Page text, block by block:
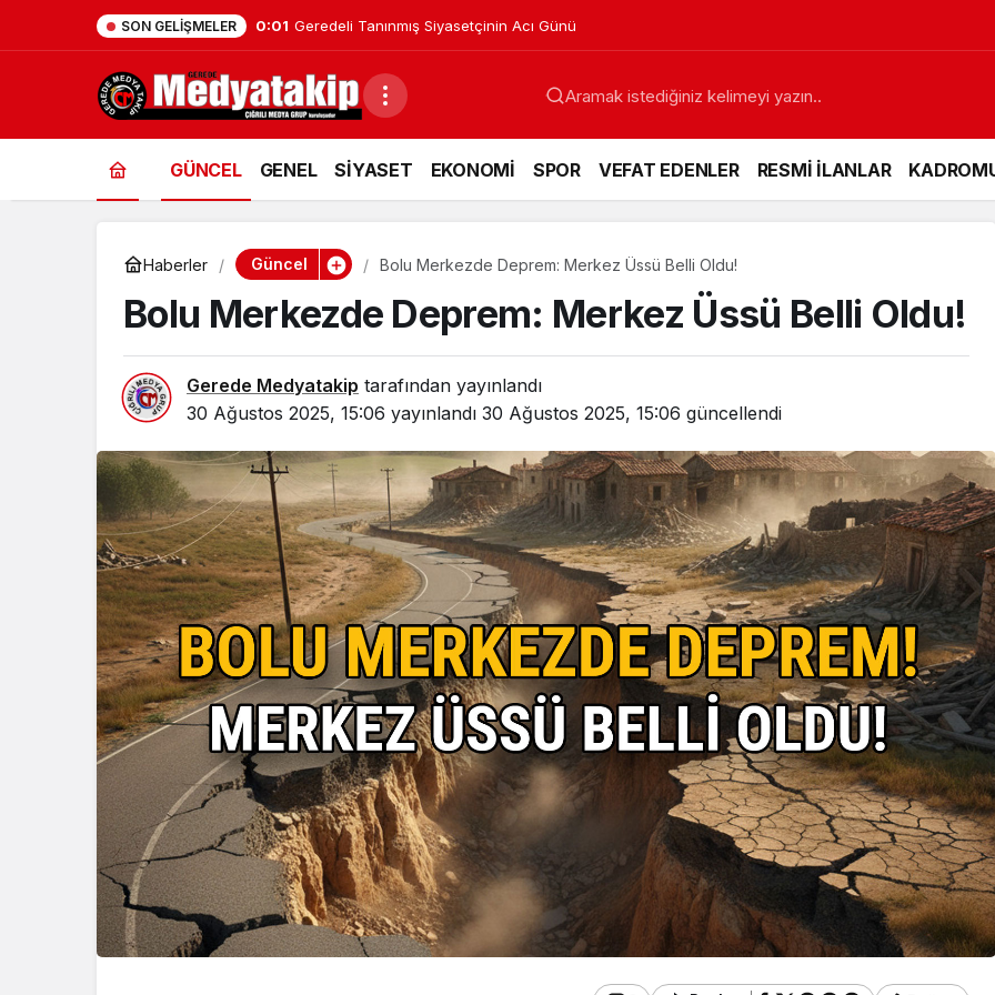
SON GELIŞMELER 0:01 Geredeli Tanınmış Siyasetçinin Acı Günü
GÜNCEL GENEL SİYASET EKONOMİ SPOR VEFAT EDENLER RESMİ İLANLAR
Haberler Güncel Bolu Merkezde Deprem: Merkez Üssü Belli Oldu!
Bolu Merkezde Deprem: Merkez Üssü Belli Oldu!
Gerede Medyatakip tarafından yayınlandı
30 Ağustos 2025, 15:06 yayınlandı 30 Ağustos 2025, 15:06 güncellendi
Gerede’de Çirkin Olay:
Emniyet Soruşturma
Başlattı
Güncel
Geredeli Tanınmış
Siyasetçinin Acı Günü
Resmi İlanlar
AMBALAJ VE TEKSTİL
ATIKLARI TOPLAMA
İHALELERİ (GEREDE
BELEDİYESİ)